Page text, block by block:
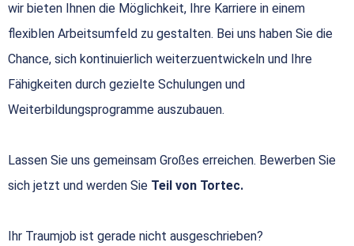
wir bieten Ihnen die Möglichkeit, Ihre Karriere in einem
flexiblen Arbeitsumfeld zu gestalten. Bei uns haben Sie die
Chance, sich kontinuierlich weiterzuentwickeln und Ihre
Fähigkeiten durch gezielte Schulungen und
Weiterbildungsprogramme auszubauen.
Lassen Sie uns gemeinsam Großes erreichen. Bewerben Sie
sich jetzt und werden Sie Teil von Tortec.
Ihr Traumjob ist gerade nicht ausgeschrieben?